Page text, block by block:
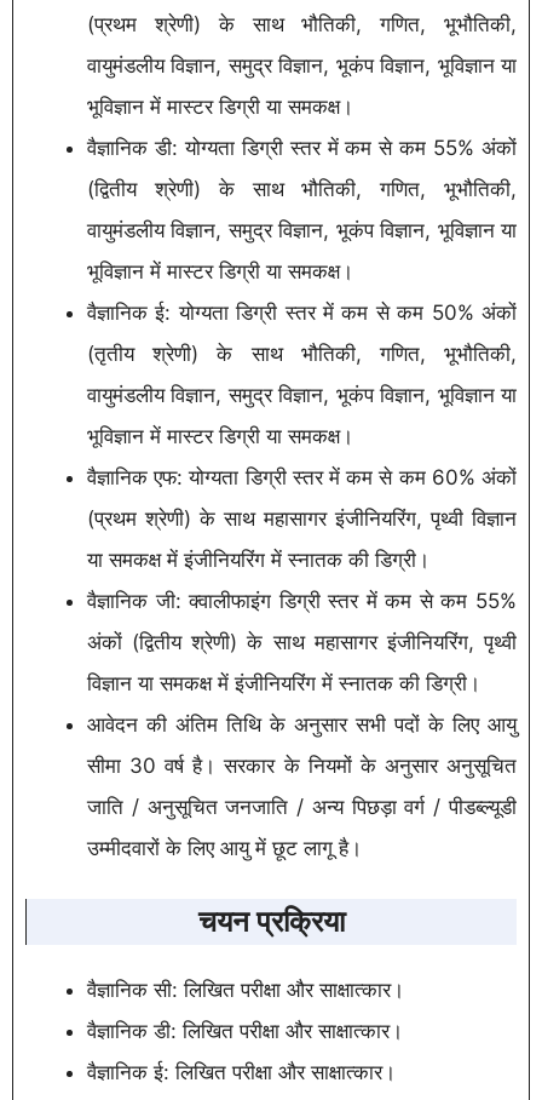
(प्रथम श्रेणी) के साथ भौतिकी, गणित, भूभौतिकी,
वायुमंडलीय विज्ञान, समुद्र विज्ञान, भूकंप विज्ञान, भूविज्ञान या
भूविज्ञान में मास्टर डिग्री या समकक्ष।
वैज्ञानिक डी: योग्यता डिग्री स्तर में कम से कम 55% अंकों
(द्वितीय श्रेणी) के साथ भौतिकी, गणित, भूभौतिकी,
वायुमंडलीय विज्ञान, समुद्र विज्ञान, भूकंप विज्ञान, भूविज्ञान या
भूविज्ञान में मास्टर डिग्री या समकक्ष।
वैज्ञानिक ई: योग्यता डिग्री स्तर में कम से कम 50% अंकों
(तृतीय श्रेणी) के साथ भौतिकी, गणित, भूभौतिकी,
वायुमंडलीय विज्ञान, समुद्र विज्ञान, भूकंप विज्ञान, भूविज्ञान या
भूविज्ञान में मास्टर डिग्री या समकक्ष।
वैज्ञानिक एफ: योग्यता डिग्री स्तर में कम से कम 60% अंकों
(प्रथम श्रेणी) के साथ महासागर इंजीनियरिंग, पृथ्वी विज्ञान
या समकक्ष में इंजीनियरिंग में स्नातक की डिग्री।
वैज्ञानिक जी: क्वालीफाइंग डिग्री स्तर में कम से कम 55%
अंकों (द्वितीय श्रेणी) के साथ महासागर इंजीनियरिंग, पृथ्वी
विज्ञान या समकक्ष में इंजीनियरिंग में स्नातक की डिग्री।
आवेदन की अंतिम तिथि के अनुसार सभी पदों के लिए आयु
सीमा 30 वर्ष है। सरकार के नियमों के अनुसार अनुसूचित
जाति / अनुसूचित जनजाति / अन्य पिछड़ा वर्ग / पीडब्ल्यूडी
उम्मीदवारों के लिए आयु में छूट लागू है।
चयन प्रक्रिया
वैज्ञानिक सी: लिखित परीक्षा और साक्षात्कार।
वैज्ञानिक डी: लिखित परीक्षा और साक्षात्कार।
वैज्ञानिक ई: लिखित परीक्षा और साक्षात्कार।